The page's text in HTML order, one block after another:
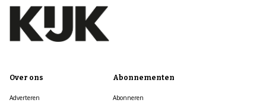
Over ons
Adverteren
Abonnementen
Abonneren